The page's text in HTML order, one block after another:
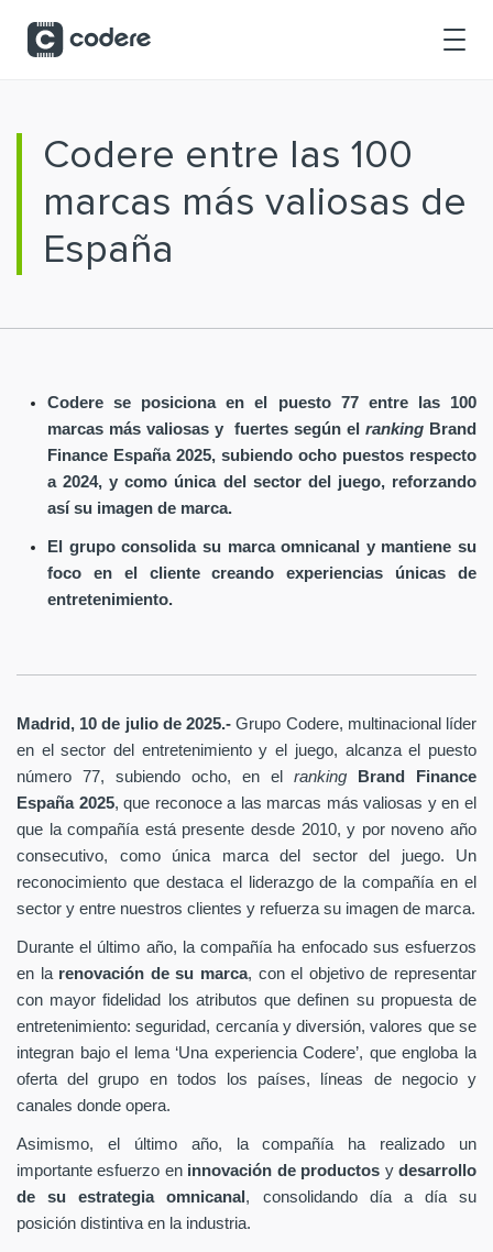
Codere entre las 100
marcas más valiosas de
España
Codere se posiciona en el puesto 77 entre las 100
marcas más valiosas y fuertes según el ranking Brand
Finance España 2025, subiendo ocho puestos respecto
a 2024, y como única del sector del juego, reforzando
así su imagen de marca.
El grupo consolida su marca omnicanal y mantiene su
foco en el cliente creando experiencias únicas de
entretenimiento.
Madrid, 10 de julio de 2025.-Grupo Codere, multinacional líder
en el sector del entretenimiento y el juego, alcanza el puesto
número 77, subiendo ocho, en el ranking
Brand Finance
España 2025, que reconoce a las marcas más valiosas y en el
que la compañía está presente desde 2010, y por noveno año
consecutivo, como única marca del sector del juego. Un
reconocimiento que destaca el liderazgo de la compañía en el
sector y entre nuestros clientes y refuerza su imagen de marca.
Durante el último año, la compañía ha enfocado sus esfuerzos
en la renovación de su marca, con el objetivo de representar
con mayor fidelidad los atributos que definen su propuesta de
entretenimiento: seguridad, cercanía y diversión, valores que se
integran bajo el lema ‘Una experiencia Codere’, que engloba la
oferta del grupo en todos los países, líneas de negocio y
canales donde opera.
Asimismo, el último año, la compañía ha realizado un
importante esfuerzo en innovación de productos ydesarrollo
de su estrategia omnicanal , consolidando día a día su
posición distintiva en la industria.